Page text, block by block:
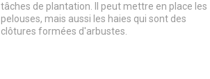
tâches de plantation. Il peut mettre en place les
pelouses, mais aussi les haies qui sont des
clôtures formées d'arbustes.